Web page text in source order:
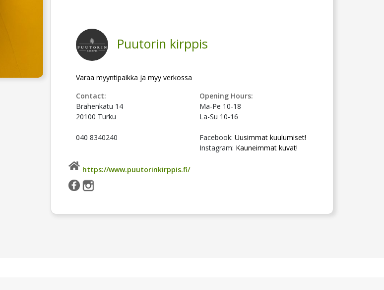
Puutorin kirppis
Varaa myyntipaikka ja myy verkossa
Contact:
Brahenkatu 14
20100 Turku
040 8340240
Opening Hours:
Ma-Pe 10-18
La-Su 10-16
Facebook: Uusimmat kuulumiset!
Instagram: Kauneimmat kuvat!
https://www.puutorinkirppis.fi/